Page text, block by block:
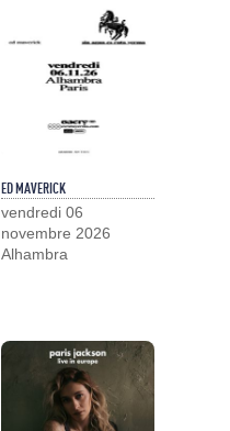
ED MAVERICK
vendredi 06
novembre 2026
Alhambra